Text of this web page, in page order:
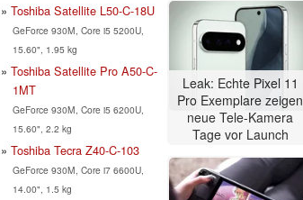
Toshiba Satellite L50-C-18U
GeForce 930M, Core i5 5200U,
15.60", 1.95 kg
Toshiba Satellite Pro A50-C-
1MT
GeForce 930M, Core i5 6200U,
15.60", 2.2 kg
Toshiba Tecra Z40-C-103
GeForce 930M, Core i7 6600U,
14.00", 1.5 kg
Leak: Echte Pixel 11
Pro Exemplare zeigen
neue Tele-Kamera
Tage vor Launch